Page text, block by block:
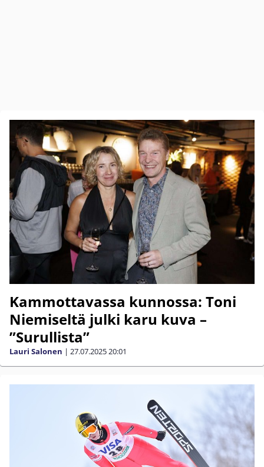
Kammottavassa kunnossa: Toni
Niemiseltä julki karu kuva –
”Surullista”
Lauri Salonen | 27.07.202520:01